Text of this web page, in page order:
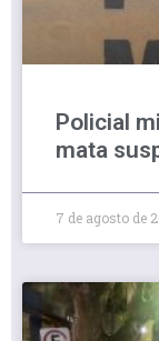
Policial
mata
7 de agosto de